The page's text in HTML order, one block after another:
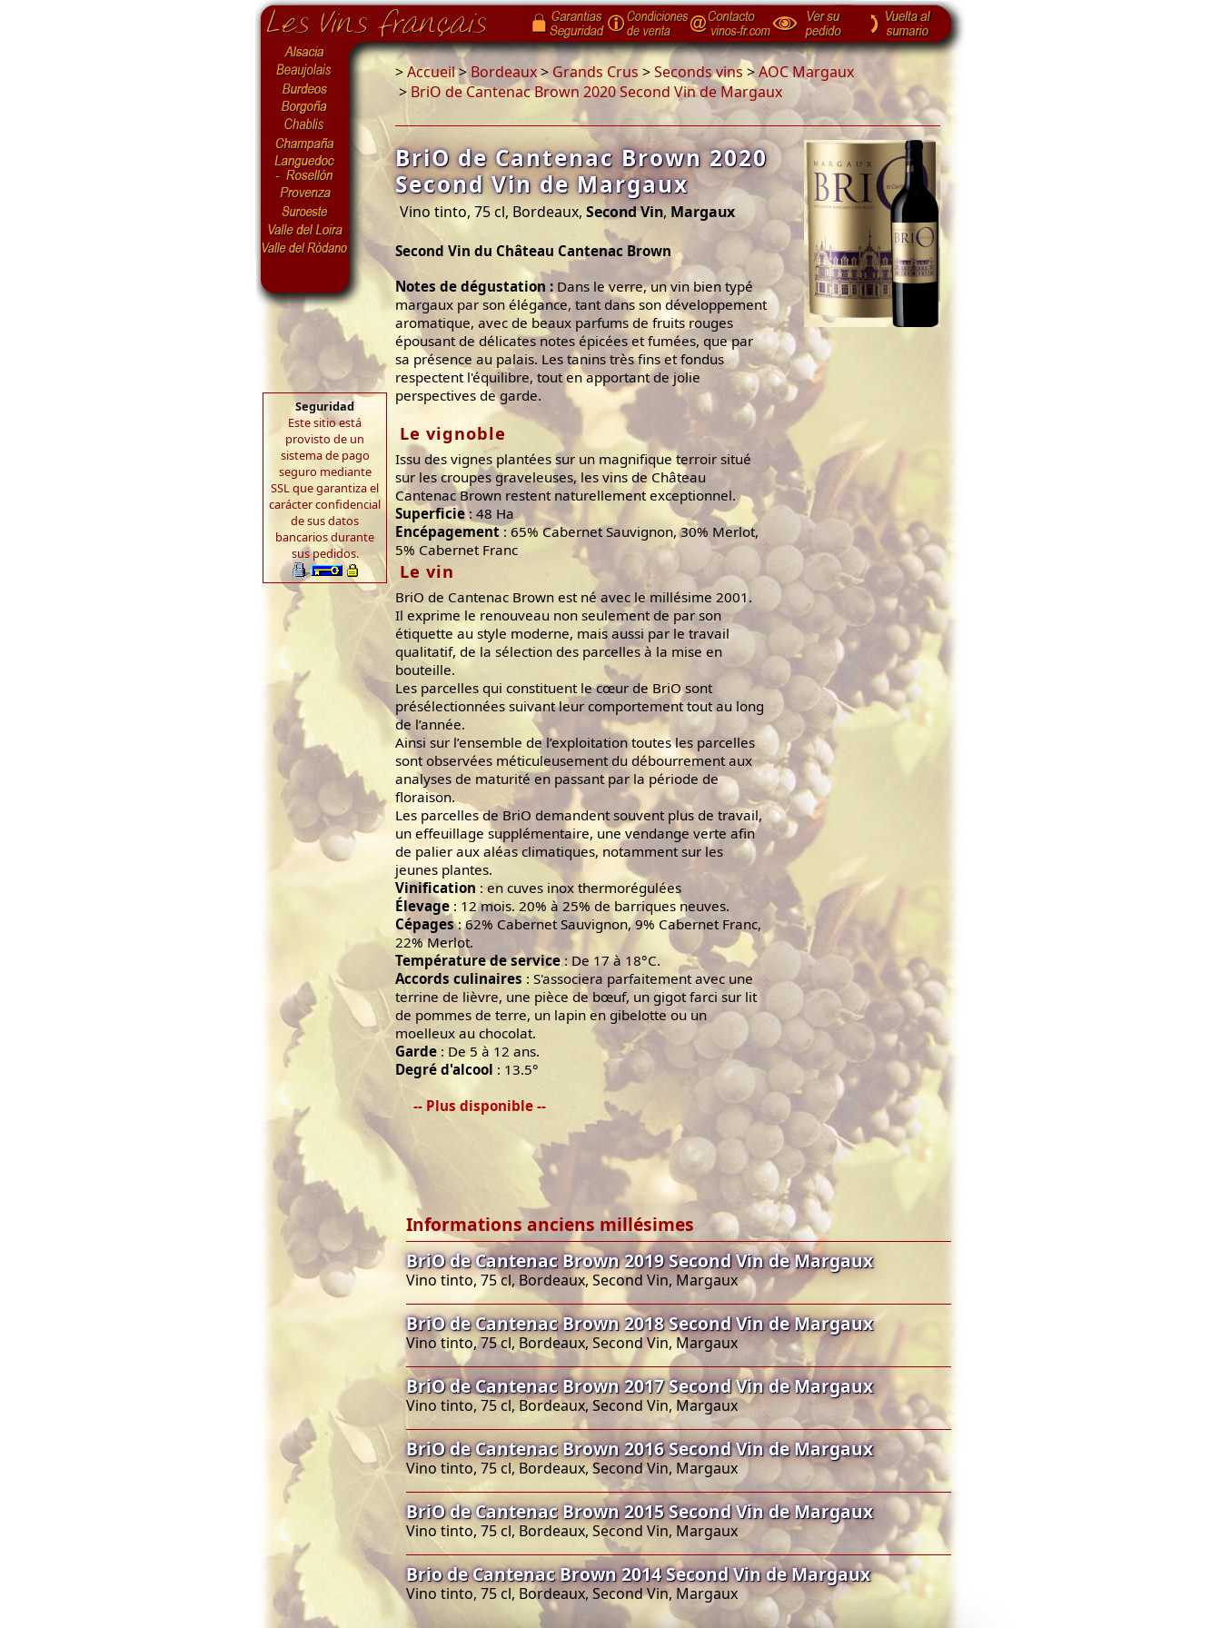
Seguridad
Este sitio está
provisto de un
sistema de pago
seguro mediante
SSL que garantiza el
carácter confidencial
de sus datos
bancarios durante
sus pedidos.
>Accueil>Bordeaux> Grands Crus >Seconds vins >AOC Margaux
> BriO de Cantenac Brown 2020 Second Vin de Margaux
BriO de Cantenac Brown 2020
Second Vin de Margaux
Vino tinto, 75 cl, Bordeaux, Second Vin, Margaux
Second Vin du Château Cantenac Brown
Notes de dégustation : Dans le verre, un vin bien typé
margaux par son élégance, tant dans son développement
aromatique, avec de beaux parfums de fruits rouges
épousant de délicates notes épicées et fumées, que par
sa présence au palais. Les tanins très fins et fondus
respectent l'équilibre, tout en apportant de jolie
perspectives de garde.
Le vignoble
Issu des vignes plantées sur un magnifique terroir situé
sur les croupes graveleuses, les vins de Château
Cantenac Brown restent naturellement exceptionnel.
Superficie: 48 Ha
Encépagement: 65% Cabernet Sauvignon, 30% Merlot,
5% Cabernet Franc
Le vin
BriO de Cantenac Brown est né avec le millésime 2001.
Il exprime le renouveau non seulement de par son
étiquette au style moderne, mais aussi par le travail
qualitatif, de la sélection des parcelles à la mise en
bouteille.
Les parcelles qui constituent le cœur de BriO sont
présélectionnées suivant leur comportement tout au long
de l’année.
Ainsi sur l’ensemble de l’exploitation toutes les parcelles
sont observées méticuleusement du débourrement aux
analyses de maturité en passant par la période de
floraison.
Les parcelles de BriO demandent souvent plus de travail,
un effeuillage supplémentaire, une vendange verte afin
de palier aux aléas climatiques, notamment sur les
jeunes plantes.
Vinification : en cuves inox thermorégulées
Élevage : 12 mois. 20% à 25% de barriques neuves.
Cépages: 62% Cabernet Sauvignon, 9% Cabernet Franc,
22% Merlot.
Température de service: De 17 à 18°C.
Accords culinaires : S'associera parfaitement avec une
terrine de lièvre, une pièce de bœuf, un gigot farci sur lit
de pommes de terre, un lapin en gibelotte ou un
moelleux au chocolat.
Garde : De 5 à 12 ans.
Degré d'alcool : 13.5°
-- Plus disponible --
Informations anciens millésimes
BriO de Cantenac Brown 2019 Second Vin de Margaux
Vino tinto, 75 cl, Bordeaux, Second Vin, Margaux
BriO de Cantenac Brown 2018 Second Vin de Margaux
Vino tinto, 75 cl, Bordeaux, Second Vin, Margaux
BriO de Cantenac Brown 2017 Second Vin de Margaux
Vino tinto, 75 cl, Bordeaux, Second Vin, Margaux
BriO de Cantenac Brown 2016 Second Vin de Margaux
Vino tinto, 75 cl, Bordeaux, Second Vin, Margaux
BriO de Cantenac Brown 2015 Second Vin de Margaux
Vino tinto, 75 cl, Bordeaux, Second Vin, Margaux
Brio de Cantenac Brown 2014 Second Vin de Margaux
Vino tinto, 75 cl, Bordeaux, Second Vin, Margaux